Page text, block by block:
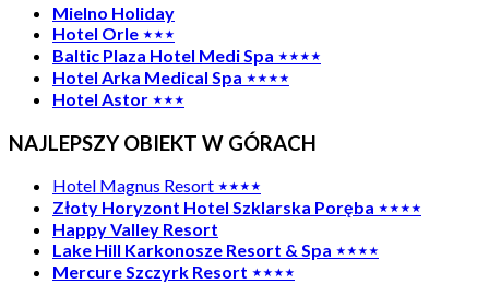
Mielno Holiday
Hotel Orle ⋆⋆⋆
Baltic Plaza Hotel Medi Spa ⋆⋆⋆⋆
Hotel Arka Medical Spa ⋆⋆⋆⋆
Hotel Astor ⋆⋆⋆
NAJLEPSZY OBIEKT W GÓRACH
Hotel Magnus Resort ⋆⋆⋆⋆
Złoty Horyzont Hotel Szklarska Poręba ⋆⋆⋆⋆
Happy Valley Resort
Lake Hill Karkonosze Resort & Spa ⋆⋆⋆⋆
Mercure Szczyrk Resort ⋆⋆⋆⋆